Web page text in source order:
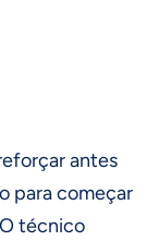
antes
para começar
técnico